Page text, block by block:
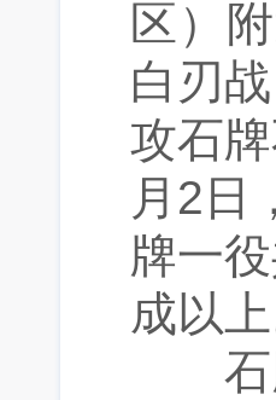
区）
白刃
攻石
月2日
牌一
成以上
石牌